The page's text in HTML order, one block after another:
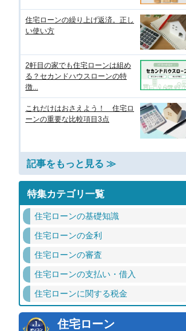
住宅ローンの繰り上げ返済。正し
い使い方
2軒目の家でも住宅ローンは組め
る？セカンドハウスローンの特
徴...
これだけはおさえよう！ 住宅ロ
ーンの重要な比較項目3点
記事をもっと見る ≫
特集カテゴリ一覧
住宅ローンの基礎知識
住宅ローンの金利
住宅ローンの審査
住宅ローンの支払い・借入
住宅ローンに関する税金
住宅ローン